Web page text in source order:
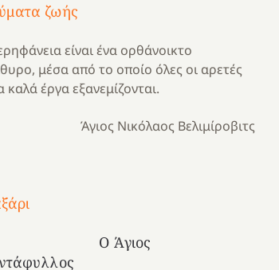
ζωής
είναι ένα ορθάνοικτο
μέσα από το οποίο όλες οι αρετές
καλά έργα εξανεμίζονται.
Άγιος Νικόλαος Βελιμίροβιτς
Ο Άγιος